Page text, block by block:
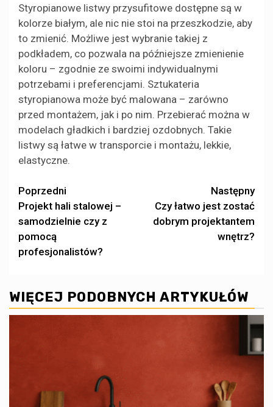
Styropianowe listwy przysufitowe dostępne są w
kolorze białym, ale nic nie stoi na przeszkodzie, aby
to zmienić. Możliwe jest wybranie takiej z
podkładem, co pozwala na późniejsze zmienienie
koloru – zgodnie ze swoimi indywidualnymi
potrzebami i preferencjami. Sztukateria
styropianowa może być malowana – zarówno
przed montażem, jak i po nim. Przebierać można w
modelach gładkich i bardziej ozdobnych. Takie
listwy są łatwe w transporcie i montażu, lekkie,
elastyczne.
Zobacz
wpisy
Poprzedni
Projekt hali stalowej –
samodzielnie czy z
pomocą
profesjonalistów?
Następny
Czy łatwo jest zostać
dobrym projektantem
wnętrz?
WIĘCEJ PODOBNYCH ARTYKUŁÓW